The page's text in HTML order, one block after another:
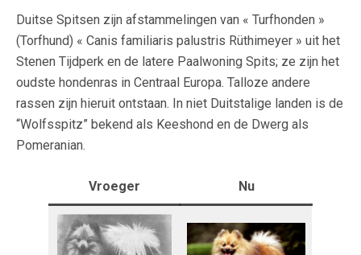
Duitse Spitsen zijn afstammelingen van « Turfhonden »
(Torfhund) « Canis familiaris palustris Rüthimeyer » uit het
Stenen Tijdperk en de latere Paalwoning Spits; ze zijn het
oudste hondenras in Centraal Europa. Talloze andere
rassen zijn hieruit ontstaan. In niet Duitstalige landen is de
“Wolfsspitz” bekend als Keeshond en de Dwerg als
Pomeranian.
Vroeger Nu